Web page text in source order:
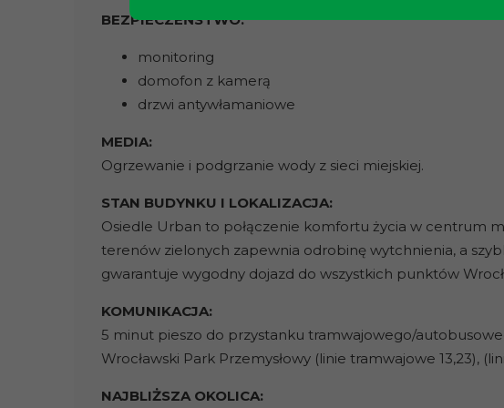
BEZPIECZEŃSTWO:
monitoring
domofon z kamerą
drzwi antywłamaniowe
MEDIA:
Ogrzewanie i podgrzanie wody z sieci miejskiej.
STAN BUDYNKU I LOKALIZACJA:
Osiedle Urban to połączenie komfortu życia w centrum
terenów zielonych zapewnia odrobinę wytchnienia, a
gwarantuje wygodny dojazd do wszystkich punktów
KOMUNIKACJA:
5 minut pieszo do przystanku tramwajowego/
Wrocławski Park Przemysłowy (linie tramwajowe 13,23),
NAJBLIŻSZA OKOLICA: